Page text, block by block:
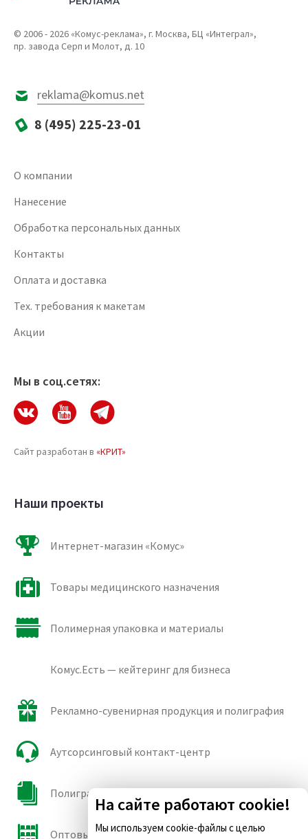
© 2006 - 2026 «Комус-реклама», г. Москва, БЦ «Интеграл»,
пр. завода Серп и Молот, д. 10
reklama@komus.net
8 (495) 225-23-01
О компании
Нанесение
Обработка персональных данных
Контакты
Оплата и доставка
Тех. требования к макетам
Акции
Мы в соц.сетях:
Сайт разработан в «КРИТ»
Наши проекты
Интернет-магазин «Комус»
Товары медицинского назначения
Полимерная упаковка и материалы
Комус.Есть — кейтеринг для бизнеса
Рекламно-сувенирная продукция и полиграфия
Аутсорсинговый контакт-центр
Полиграфические сорта бумаги и картона
Оптовые продажи
На сайте работают cookie!
Мы используем cookie-файлы с целью